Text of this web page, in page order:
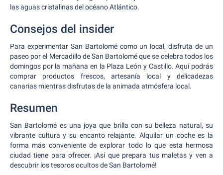
las aguas cristalinas del océano Atlántico.
Consejos del insider
Para experimentar San Bartolomé como un local, disfruta de un
paseo por el Mercadillo de San Bartolomé que se celebra todos los
domingos por la mañana en la Plaza León y Castillo. Aquí podrás
comprar productos frescos, artesanía local y delicadezas
canarias mientras disfrutas de la animada atmósfera local.
Resumen
San Bartolomé es una joya que brilla con su belleza natural, su
vibrante cultura y su encanto relajante. Alquilar un coche es la
forma más conveniente de explorar todo lo que esta hermosa
ciudad tiene para ofrecer. ¡Así que prepara tus maletas y ven a
descubrir los tesoros ocultos de San Bartolomé!